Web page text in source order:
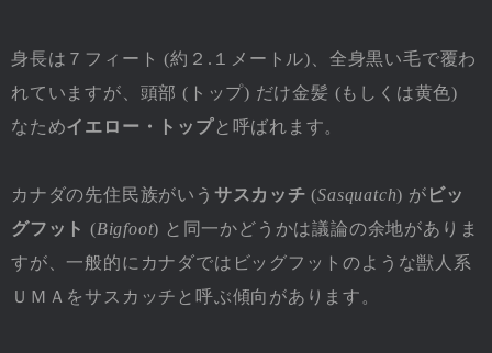
身長は７フィート (約２.１メートル)、全身黒い毛で覆わ
れていますが、頭部 (トップ) だけ金髪 (もしくは黄色)
なためイエロー・トップと呼ばれます。
カナダの先住民族がいう サスカッチ (Sasquatch) が ビッ
グフット (Bigfoot) と同一かどうかは議論の余地がありま
すが、一般的にカナダではビッグフットのような獣人系
ＵＭＡをサスカッチと呼ぶ傾向があります。